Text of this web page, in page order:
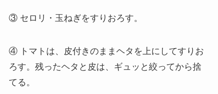
③ セロリ・玉ねぎをすりおろす。
④ トマトは、皮付きのままヘタを上にしてすりお
ろす。残ったヘタと皮は、ギュッと絞ってから捨
てる。